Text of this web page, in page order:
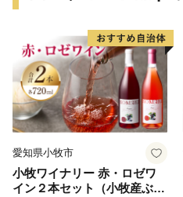
技術と熱意で作られる米や
メロン、ワサビなどは質・量
す。
また、『肉質日本一』にも
気と清らかな伏流水などの
のバランスが絶妙です。
愛知県小牧市
小牧ワイナリー 赤・ロゼワ
イン２本セット（小牧産ぶど